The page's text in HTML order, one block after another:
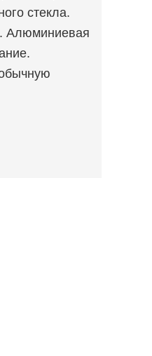
стекла.
Алюминиевая